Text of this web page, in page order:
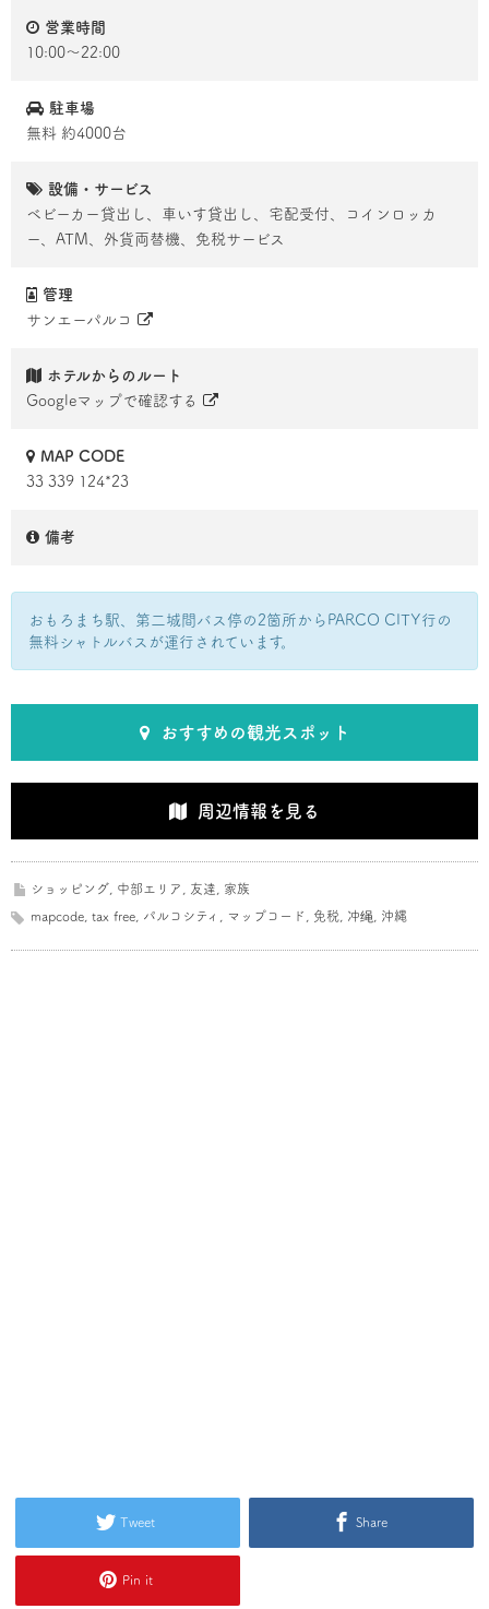
営業時間
10:00～22:00
駐車場
無料 約4000台
設備・サービス
ベビーカー貸出し、車いす貸出し、宅配受付、コインロッカ
ー、ATM、外貨両替機、免税サービス
管理
サンエーパルコ
ホテルからのルート
Googleマップで確認する
MAP CODE
33 339 124*23
備考
おもろまち駅、第二城間バス停の2箇所からPARCO CITY行の
無料シャトルバスが運行されています。
おすすめの観光スポット
周辺情報を見る
ショッピング 中部エリア 友達 家族
mapcode tax free パルコシティ マップコード 免税 冲绳 沖縄
Tweet Share
Pin it